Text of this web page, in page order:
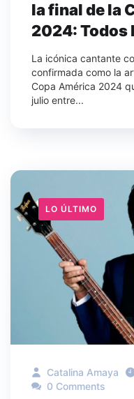
la final de la
2024: Todos
La icónica cantante
confirmada como la
Copa América 2024
julio entre...
LO ÚLTIMO
Catalina Amaya
0 Comments